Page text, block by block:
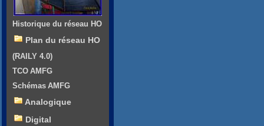
Historique du réseau HO
Plan du réseau HO
(RAILY 4.0)
TCO AMFG
Schémas AMFG
Analogique
Digital